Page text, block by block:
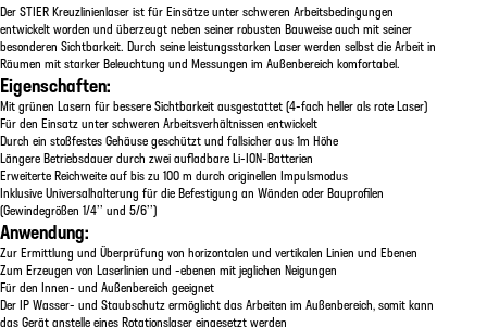
Der STIER Kreuzlinienlaser ist für Einsätze unter schweren Arbeitsbedingungen
entwickelt worden und überzeugt neben seiner robusten Bauweise auch mit seiner
besonderen Sichtbarkeit. Durch seine leistungsstarken Laser werden selbst die Arbeit in
Räumen mit starker Beleuchtung und Messungen im Außenbereich komfortabel.
Eigenschaften:
Mit grünen Lasern für bessere Sichtbarkeit ausgestattet (4-fach heller als rote Laser)
Für den Einsatz unter schweren Arbeitsverhältnissen entwickelt
Durch ein stoßfestes Gehäuse geschützt und fallsicher aus 1m Höhe
Längere Betriebsdauer durch zwei aufladbare Li-ION-Batterien
Erweiterte Reichweite auf bis zu 100 m durch originellen Impulsmodus
Inklusive Universalhalterung für die Befestigung an Wänden oder Bauprofilen
(Gewindegrößen 1/4’’ und 5/6’’)
Anwendung:
Zur Ermittlung und Überprüfung von horizontalen und vertikalen Linien und Ebenen
Zum Erzeugen von Laserlinien und -ebenen mit jeglichen Neigungen
Für den Innen- und Außenbereich geeignet
Der IP Wasser- und Staubschutz ermöglicht das Arbeiten im Außenbereich, somit kann
das Gerät anstelle eines Rotationslaser eingesetzt werden